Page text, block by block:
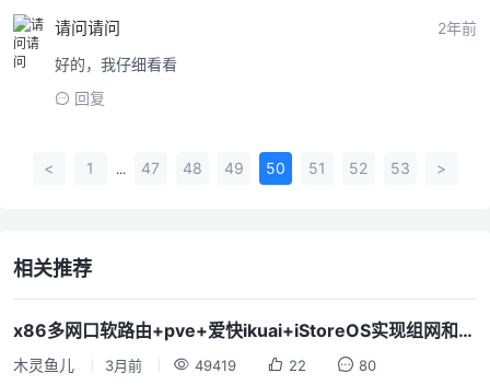
请问请问
2年前
好的，我仔细看看
回复
< 1 ... 47 48 49 50 51 52 53 >
相关推荐
x86多网口软路由+pve+爱快ikuai+iStoreOS实现组网和翻墙
木灵鱼儿 3月前 49419 22 80